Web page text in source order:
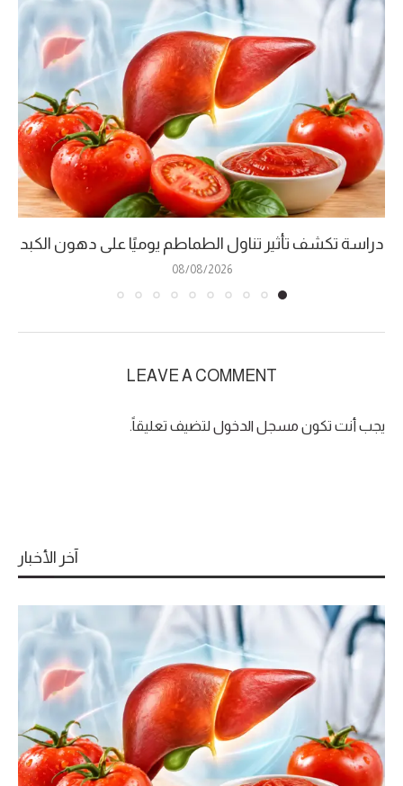
دراسة تكشف تأثير تناول الطماطم يوميًا على دهون الكبد
08/08/2026
LEAVE A COMMENT
يجب أنت تكون مسجل الدخول لتضيف تعليقاً.
آخر الأخبار